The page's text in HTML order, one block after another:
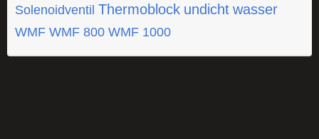
Solenoidventil Thermoblock undicht wasser
WMF WMF 800 WMF 1000